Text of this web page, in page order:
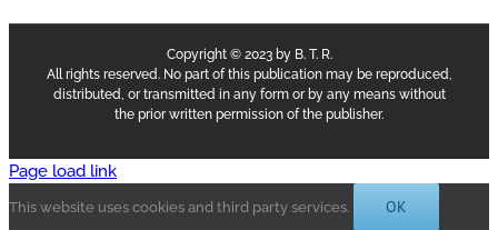
Copyright © 2023 by B. T. R.
All rights reserved. No part of this publication may be reproduced,
distributed, or transmitted in any form or by any means without
the prior written permission of the publisher.
Page load link
This website uses cookies and third party services. OK